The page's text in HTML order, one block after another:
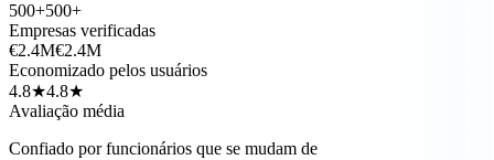
500+500+
Empresas verificadas
€2.4M€2.4M
Economizado pelos usuários
4.8★4.8★
Avaliação média
Confiado por funcionários que se mudam de